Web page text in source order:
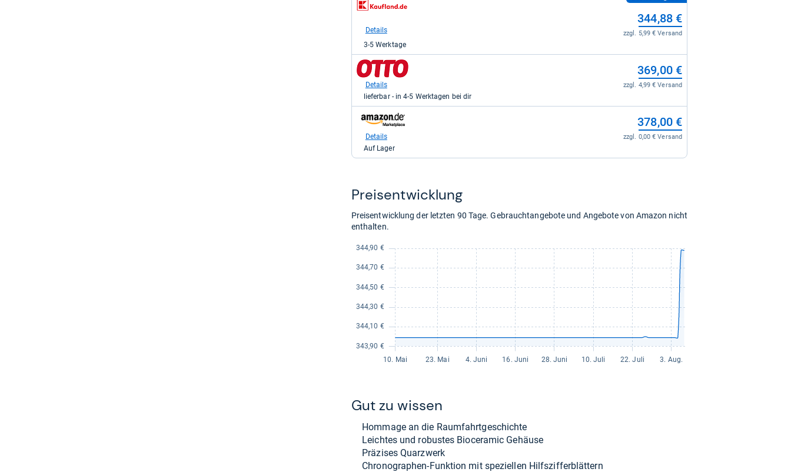
Shop:
Kaufland
344,88
kaufen.
344,88 €
zzgl. 5,99 € Versand
Details
3-5 Werktage
zum
Shop:
Otto.de
für
kaufen.
369,00 €
zzgl. 4,99 € Versand
Details
lieferbar - in 4-5 Werktagen bei dir
zum
Shop:
für
378,00 €
zzgl. 0,00 € Versand
Details
Auf Lager
Preis­ent­wick­lung
Preisentwicklung der letzten 90 Tage. Gebrauchtangebote und Angebote von Amazon nicht
enthalten.
Gut zu wis­sen
Hom­mage an die Raum­fahrt­ge­schichte
Leich­tes und robus­tes Bio­cera­mic Gehäuse
Prä­zi­ses Quarz­werk
Chro­no­gra­phen-​Funk­tion mit spe­zi­el­len Hilfs­zif­fer­blät­tern